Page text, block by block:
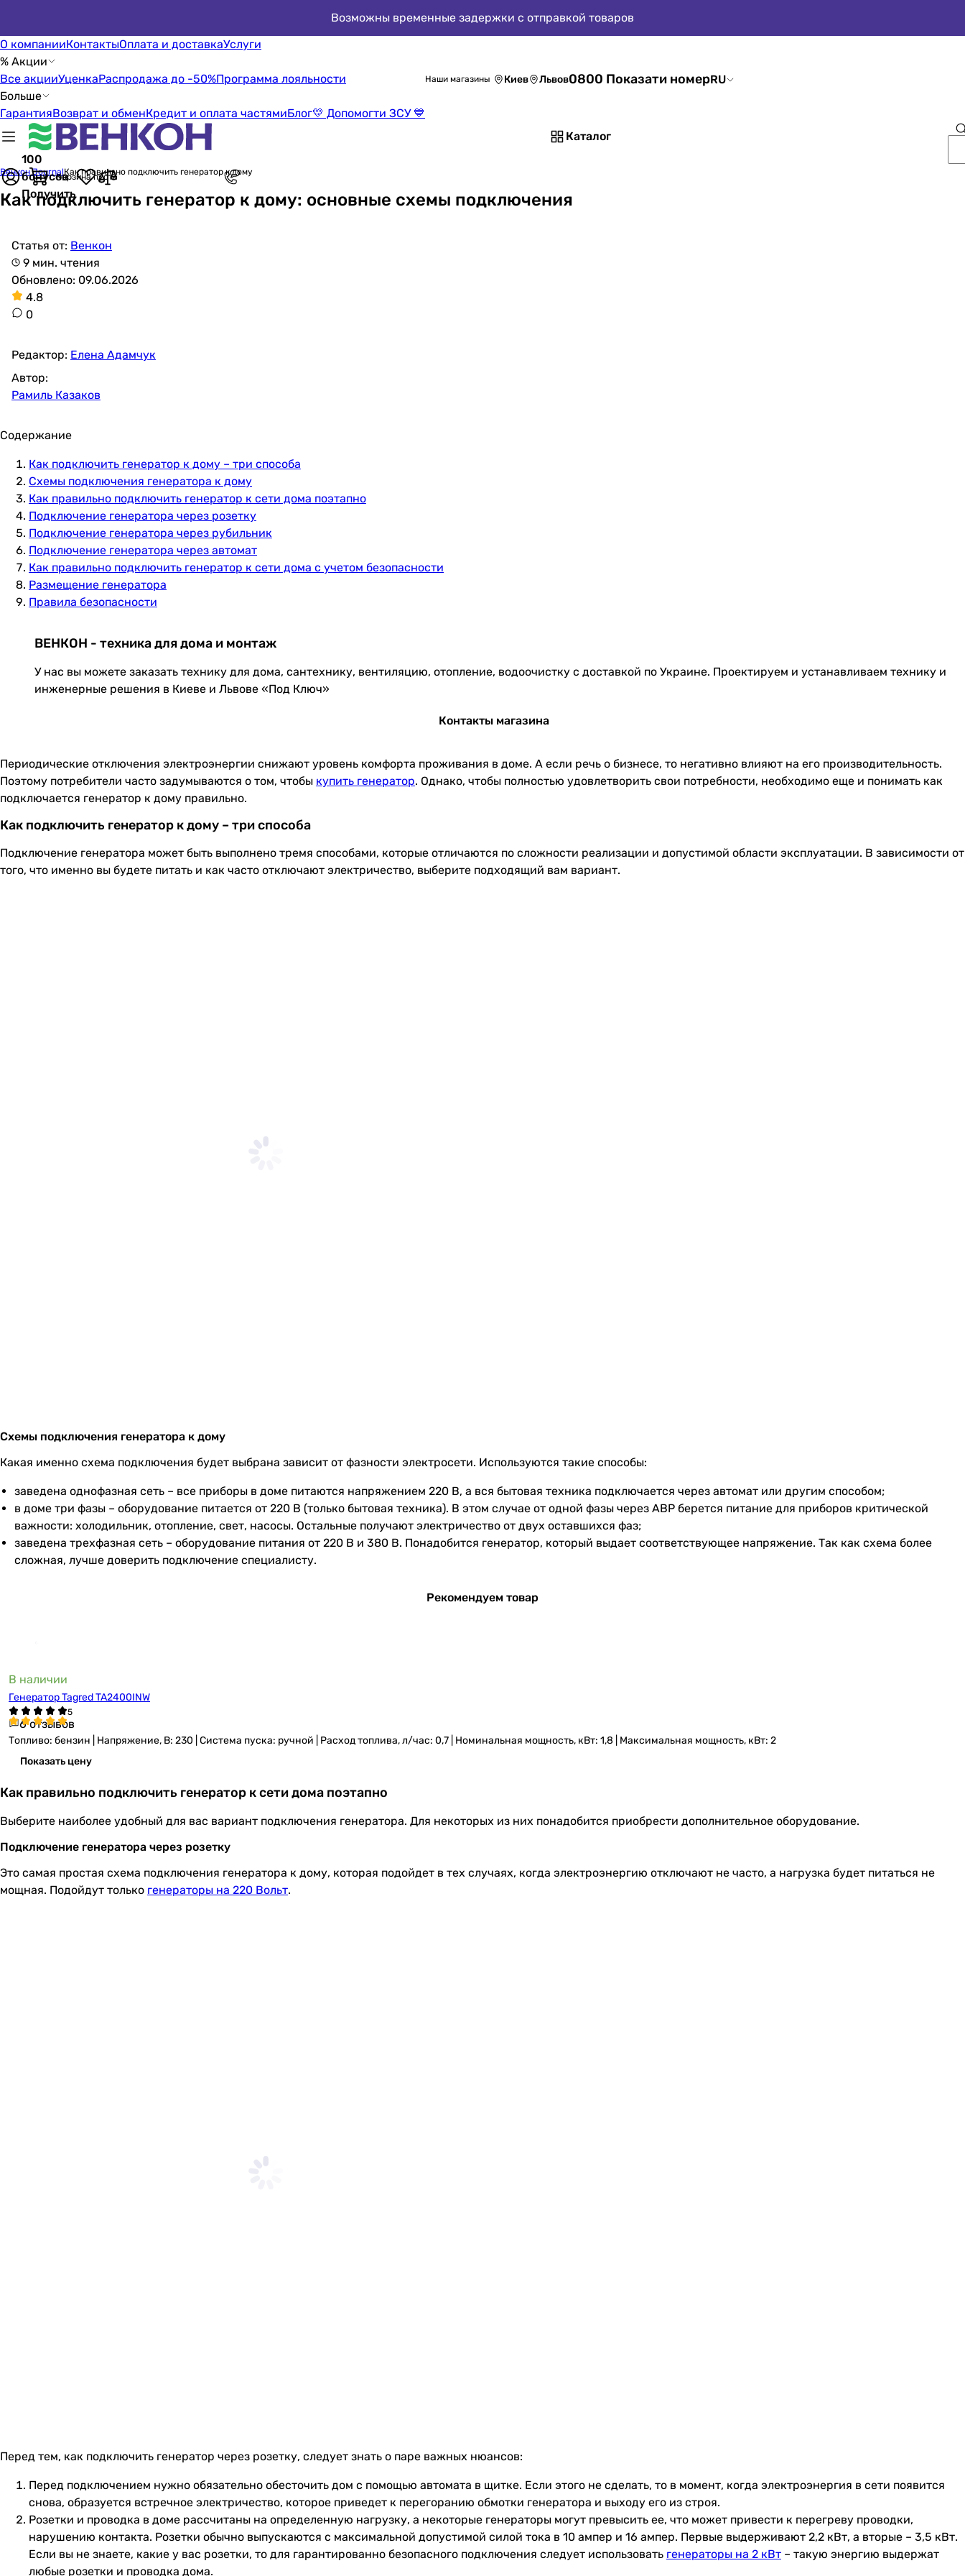
Возможны временные задержки с отправкой товаров
О компанииКонтактыОплата и доставкаУслуги
% Акции
Все акцииУценкаРаспродажа до -50%Программа лояльности
Больше
ГарантияВозврат и обменКредит и оплата частямиБлог💛 Допомогти ЗСУ 💙
Наши магазины Киев Львов0800 Показати номерRU
Каталог
100
бонусов
Получить
Корзина пуста
Венкон JournalКак правильно подключить генератор к дому
Как подключить генератор к дому: основные схемы подключения
Статья от: Венкон
9 мин. чтения
Обновлено: 09.06.2026
4.8
0
Редактор: Елена Адамчук
Автор:
Рамиль Казаков
Содержание
Как подключить генератор к дому – три способа
Схемы подключения генератора к дому
Как правильно подключить генератор к сети дома поэтапно
Подключение генератора через розетку
Подключение генератора через рубильник
Подключение генератора через автомат
Как правильно подключить генератор к сети дома с учетом безопасности
Размещение генератора
Правила безопасности
ВЕНКОН - техника для дома и монтаж
У нас вы можете заказать технику для дома, сантехнику, вентиляцию, отопление, водоочистку с доставкой по Украине. Проектируем и устанавливаем технику и
инженерные решения в Киеве и Львове «Под Ключ»
Контакты магазина
Периодические отключения электроэнергии снижают уровень комфорта проживания в доме. А если речь о бизнесе, то негативно влияют на его производительность.
Поэтому потребители часто задумываются о том, чтобы купить генератор. Однако, чтобы полностью удовлетворить свои потребности, необходимо еще и понимать как
подключается генератор к дому правильно.
Как подключить генератор к дому – три способа
Подключение генератора может быть выполнено тремя способами, которые отличаются по сложности реализации и допустимой области эксплуатации. В зависимости от
того, что именно вы будете питать и как часто отключают электричество, выберите подходящий вам вариант.
Схемы подключения генератора к дому
Какая именно схема подключения будет выбрана зависит от фазности электросети. Используются такие способы:
заведена однофазная сеть – все приборы в доме питаются напряжением 220 В, а вся бытовая техника подключается через автомат или другим способом;
в доме три фазы – оборудование питается от 220 В (только бытовая техника). В этом случае от одной фазы через АВР берется питание для приборов критической
важности: холодильник, отопление, свет, насосы. Остальные получают электричество от двух оставшихся фаз;
заведена трехфазная сеть – оборудование питания от 220 В и 380 В. Понадобится генератор, который выдает соответствующее напряжение. Так как схема более
сложная, лучше доверить подключение специалисту.
Рекомендуем товар
В наличии
Генератор Tagred TA2400INW
6 отзывов
Топливо: бензин | Напряжение, В: 230 | Система пуска: ручной | Расход топлива, л/час: 0,7 | Номинальная мощность, кВт: 1,8 | Максимальная мощность, кВт: 2
Показать цену
Как правильно подключить генератор к сети дома поэтапно
Выберите наиболее удобный для вас вариант подключения генератора. Для некоторых из них понадобится приобрести дополнительное оборудование.
Подключение генератора через розетку
Это самая простая схема подключения генератора к дому, которая подойдет в тех случаях, когда электроэнергию отключают не часто, а нагрузка будет питаться не
мощная. Подойдут только генераторы на 220 Вольт.
Перед тем, как подключить генератор через розетку, следует знать о паре важных нюансов:
Перед подключением нужно обязательно обесточить дом с помощью автомата в щитке. Если этого не сделать, то в момент, когда электроэнергия в сети появится
снова, образуется встречное электричество, которое приведет к перегоранию обмотки генератора и выходу его из строя.
Розетки и проводка в доме рассчитаны на определенную нагрузку, а некоторые генераторы могут превысить ее, что может привести к перегреву проводки,
нарушению контакта. Розетки обычно выпускаются с максимальной допустимой силой тока в 10 ампер и 16 ампер. Первые выдерживают 2,2 кВт, а вторые – 3,5 кВт.
Если вы не знаете, какие у вас розетки, то для гарантированно безопасного подключения следует использовать генераторы на 2 кВт – такую энергию выдержат
любые розетки и проводка дома.